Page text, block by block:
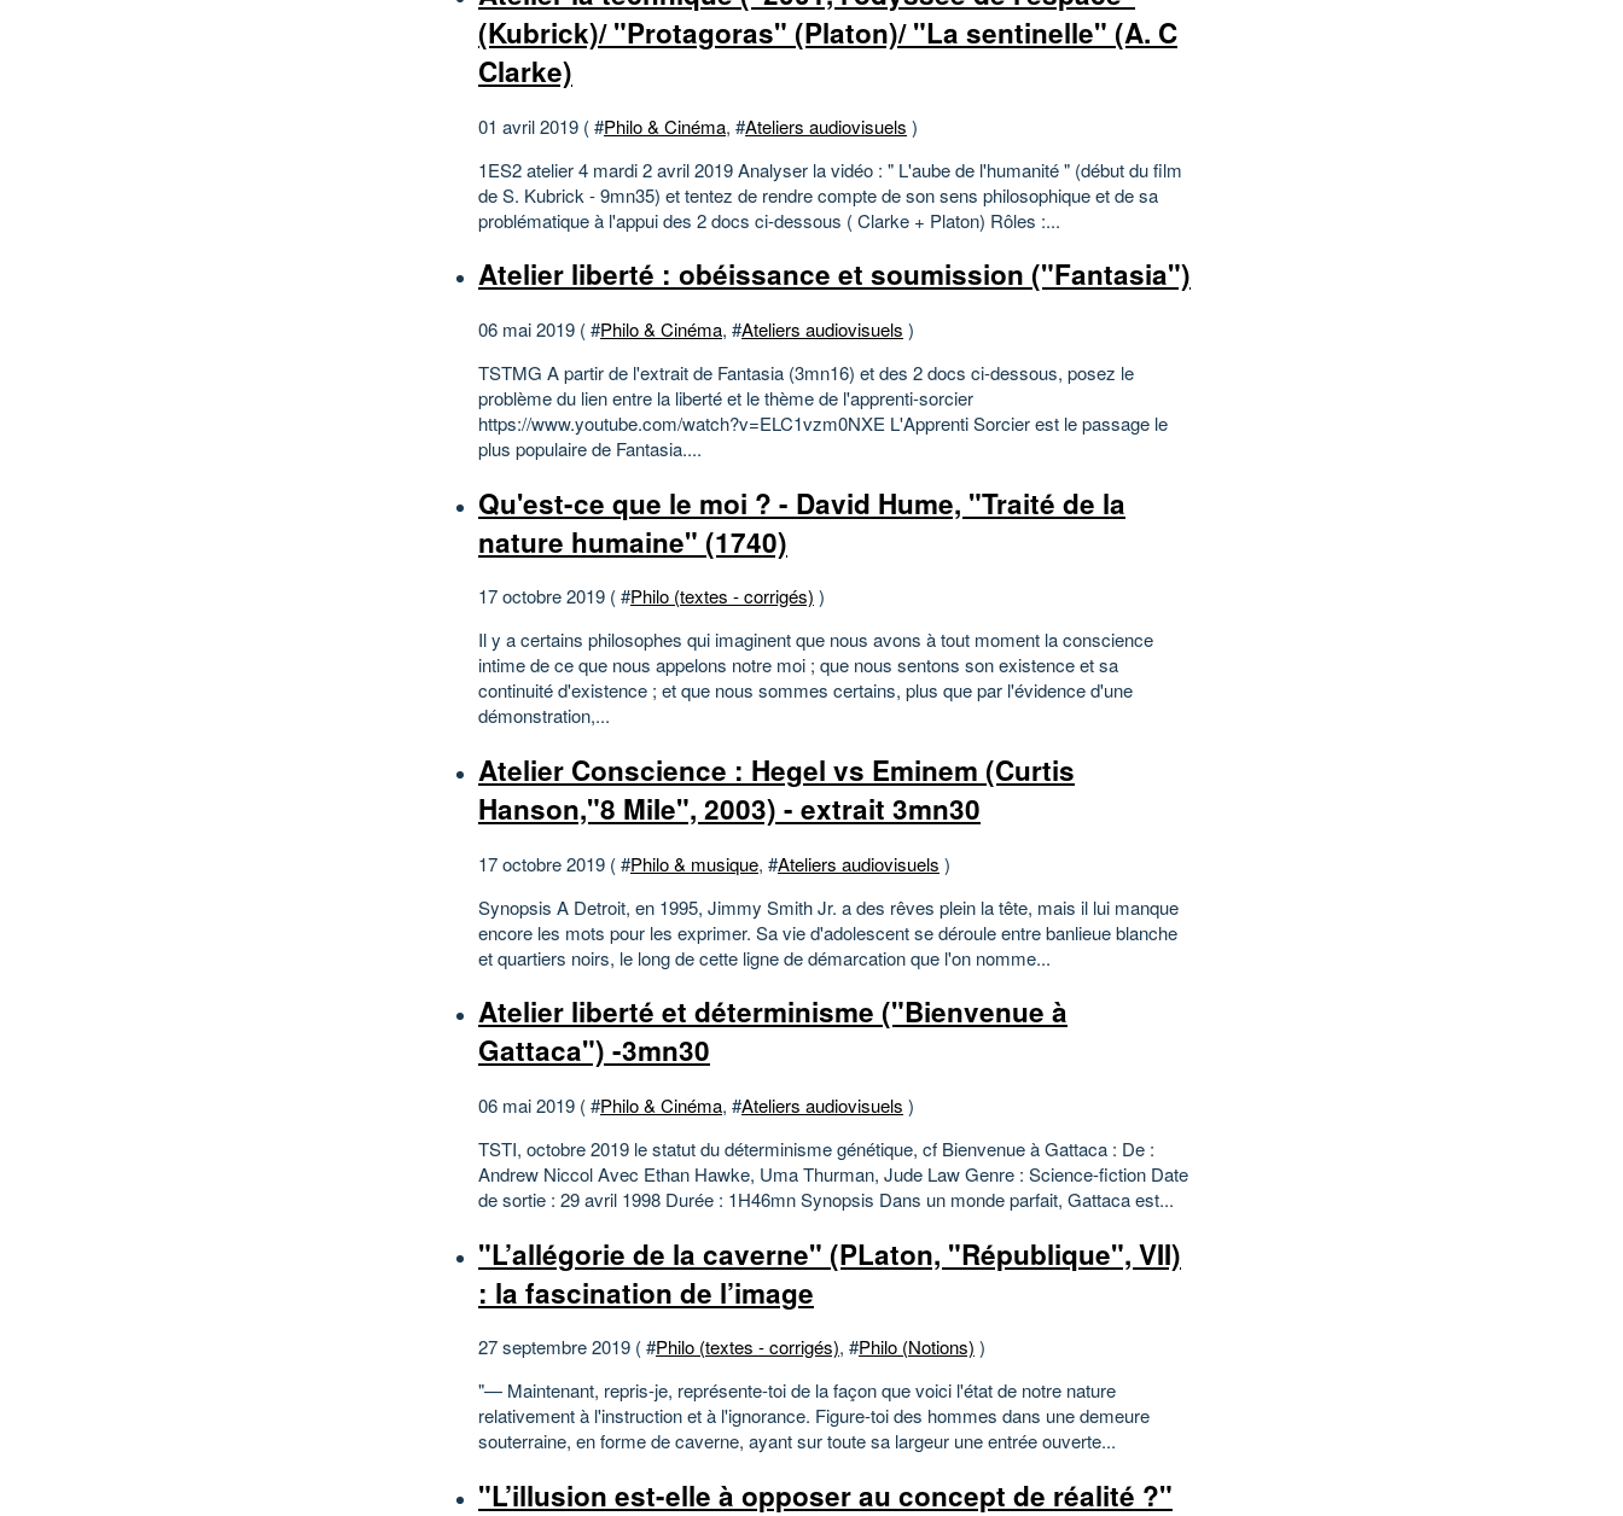
(Kubrick)/ "Protagoras" (Platon)/ "La sentinelle" (A. C
Clarke)
01 avril 2019 ( #Philo & Cinéma, #Ateliers audiovisuels )
1ES2 atelier 4 mardi 2 avril 2019 Analyser la vidéo : " L'aube de l'humanité " (début du film
de S. Kubrick - 9mn35) et tentez de rendre compte de son sens philosophique et de sa
problématique à l'appui des 2 docs ci-dessous ( Clarke + Platon) Rôles :...
Atelier liberté : obéissance et soumission ("Fantasia")
06 mai 2019 ( #Philo & Cinéma, #Ateliers audiovisuels )
TSTMG A partir de l'extrait de Fantasia (3mn16) et des 2 docs ci-dessous, posez le
problème du lien entre la liberté et le thème de l'apprenti-sorcier
https://www.youtube.com/watch?v=ELC1vzm0NXE L'Apprenti Sorcier est le passage le
plus populaire de Fantasia....
Qu'est-ce que le moi ? - David Hume, "Traité de la
nature humaine" (1740)
17 octobre 2019 ( #Philo (textes - corrigés) )
Il y a certains philosophes qui imaginent que nous avons à tout moment la conscience
intime de ce que nous appelons notre moi ; que nous sentons son existence et sa
continuité d'existence ; et que nous sommes certains, plus que par l'évidence d'une
démonstration,...
Atelier Conscience : Hegel vs Eminem (Curtis
Hanson,"8 MiIe", 2003) - extrait 3mn30
17 octobre 2019 ( #Philo & musique, #Ateliers audiovisuels )
Synopsis A Detroit, en 1995, Jimmy Smith Jr. a des rêves plein la tête, mais il lui manque
encore les mots pour les exprimer. Sa vie d'adolescent se déroule entre banlieue blanche
et quartiers noirs, le long de cette ligne de démarcation que l'on nomme...
Atelier liberté et déterminisme ("Bienvenue à
Gattaca") -3mn30
06 mai 2019 ( #Philo & Cinéma, #Ateliers audiovisuels )
TSTI, octobre 2019 le statut du déterminisme génétique, cf Bienvenue à Gattaca : De :
Andrew Niccol Avec Ethan Hawke, Uma Thurman, Jude Law Genre : Science-fiction Date
de sortie : 29 avril 1998 Durée : 1H46mn Synopsis Dans un monde parfait, Gattaca est...
"L’allégorie de la caverne" (PLaton, "République", VII)
: la fascination de l’image
27 septembre 2019 ( #Philo (textes - corrigés), #Philo (Notions) )
"— Maintenant, repris-je, représente-toi de la façon que voici l'état de notre nature
relativement à l'instruction et à l'ignorance. Figure-toi des hommes dans une demeure
souterraine, en forme de caverne, ayant sur toute sa largeur une entrée ouverte...
"L’illusion est-elle à opposer au concept de réalité ?"